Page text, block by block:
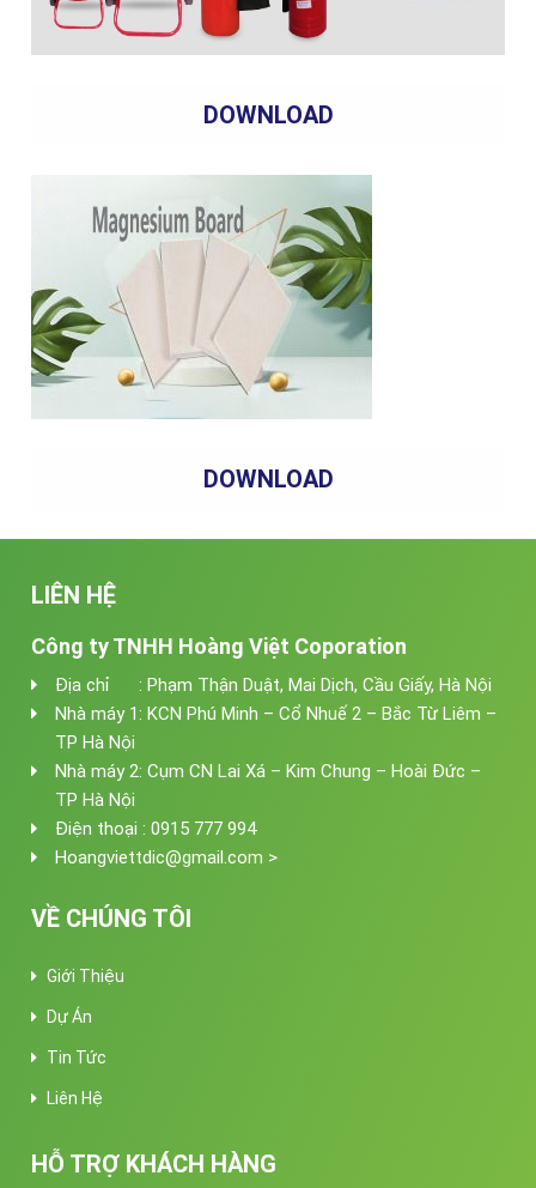
DOWNLOAD
DOWNLOAD
LIÊN HỆ
Công ty TNHH Hoàng Việt Coporation
Địa chỉ : Phạm Thận Duật, Mai Dịch, Cầu Giấy, Hà Nội
Nhà máy 1: KCN Phú Minh – Cổ Nhuế 2 – Bắc Từ Liêm –
TP Hà Nội
Nhà máy 2: Cụm CN Lai Xá – Kim Chung – Hoài Đức –
TP Hà Nội
Điện thoại : 0915 777 994
Hoangviettdic@gmail.com >
VỀ CHÚNG TÔI
Giới Thiệu
Dự Án
Tin Tức
Liên Hệ
HỖ TRỢ KHÁCH HÀNG